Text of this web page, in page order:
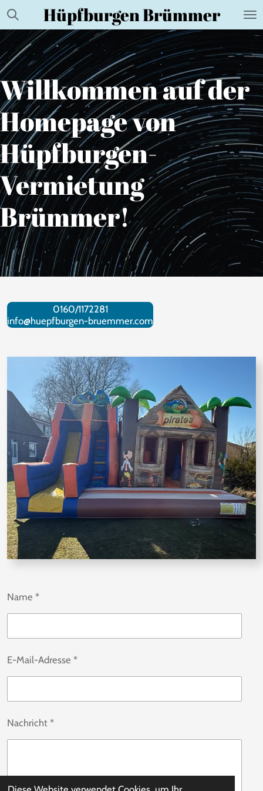
Zum
Hauptinhalt
springen
Hüpfburgen Brümmer
Willkommen auf der
Homepage von
Hüpfburgen-
Vermietung
Brümmer!
0160/1172281
info@huepfburgen-bruemmer.com
Name *
E-Mail-Adresse *
Nachricht *